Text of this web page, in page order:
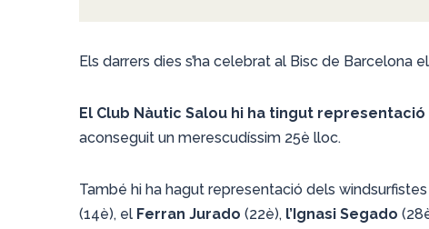
Els darrers dies s’ha celebrat al Bisc de Barcelona el
El Club Nàutic Salou hi ha tingut representació
aconseguit un merescudíssim 25è lloc.
També hi ha hagut representació dels
(14è), el Ferran Jurado (22è), l’Ignasi Segado